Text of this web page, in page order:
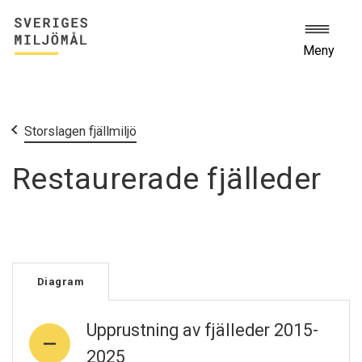
Meny
Start
Miljömålen
Storslagen fjällmiljö
Restaurerade fjälleder
Diagram
Upprustning av fjälleder 2015-
2025